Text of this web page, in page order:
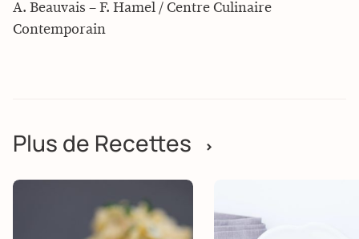
A. Beauvais – F. Hamel / Centre Culinaire
Contemporain
Plus de Recettes >